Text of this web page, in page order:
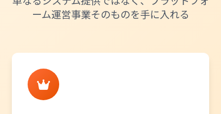
ーム運営事業そのものを手に入れる